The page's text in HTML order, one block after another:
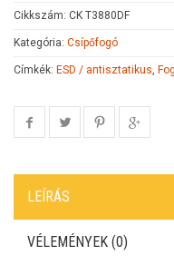
Cikkszám: CK T3880DF
Kategória: Csípőfogó
Címkék: ESD / antisztatikus,
LEÍRÁS
VÉLEMÉNYEK (0)